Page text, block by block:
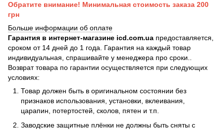
Обратите внимание! Минимальная стоимость заказа 200
грн
Больше информации об оплате
Гарантия в интернет-магазине icd.com.ua предоставляется,
сроком от 14 дней до 1 года. Гарантия на каждый товар
индивидуальная, спрашивайте у менеджера про сроки..
Возврат товара по гарантии осуществляется при следующих
условиях:
Товар должен быть в оригинальном состоянии без
признаков использования, установки, вклеивания,
царапин, потертостей, сколов, пятен и т.п.
Заводские защитные плёнки не должны быть сняты с